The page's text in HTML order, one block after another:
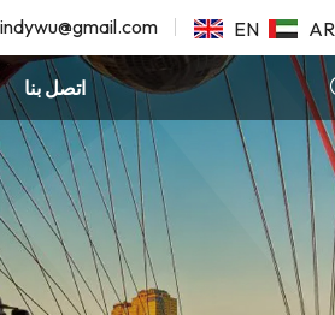
EN AR
اتصل بنا